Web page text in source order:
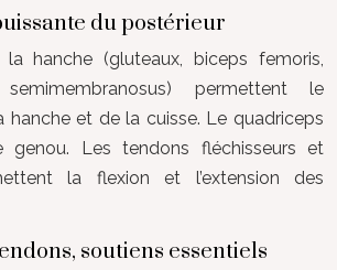
du postérieur
hanche (gluteaux, biceps femoris,
semimembranosus) permettent le
et de la cuisse. Le quadriceps
genou. Les tendons fléchisseurs et
la flexion et l’extension des
soutiens essentiels